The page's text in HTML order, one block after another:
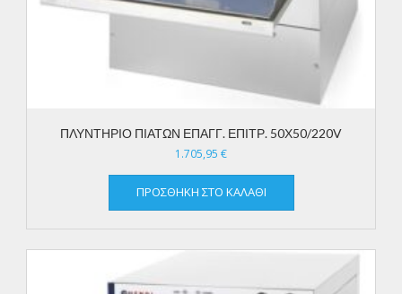
ΠΛΥΝΤΗΡΙΟ ΠΙΑΤΩΝ ΕΠΑΓΓ. ΕΠΙΤΡ. 50Χ50/220V
1.705,95 €
ΠΡΟΣΘΉΚΗ ΣΤΟ ΚΑΛΆΘΙ